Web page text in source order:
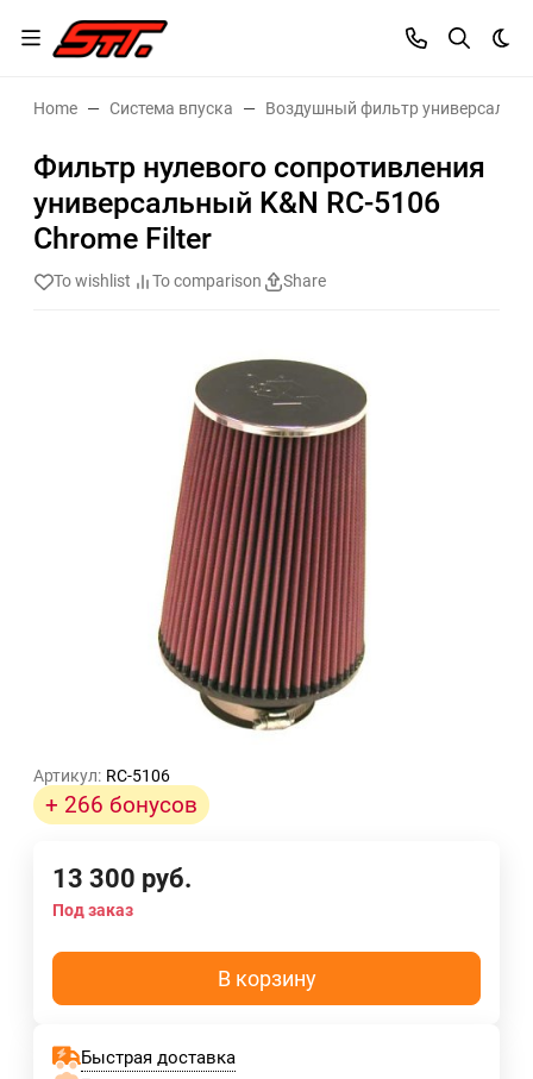
Home Система впуска Воздушный фильтр
Фильтр нулевого сопротивления
универсальный K&N RC-5106
Chrome Filter
To wishlist To comparison Share
Артикул: RC-5106
+ 266 бонусов
13 300 руб.
Под заказ
В корзину
Быстрая доставка